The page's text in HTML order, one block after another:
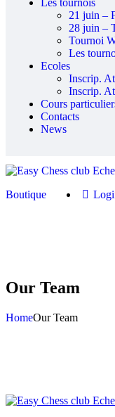
Les tournois
21 juin –
28 juin –
Tournoi
Les
Ecoles
Inscrip.
Inscrip.
Cours
Contacts
News
Boutique
Our Team
HomeOur Team